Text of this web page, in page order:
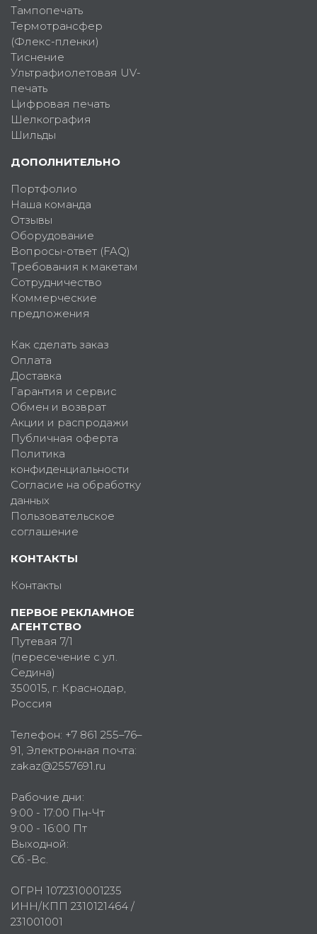
Тампопечать
Термотрансфер
(Флекс-пленки)
Тиснение
Ультрафиолетовая UV-
печать
Цифровая печать
Шелкография
Шильды
ДОПОЛНИТЕЛЬНО
Портфолио
Наша команда
Отзывы
Оборудование
Вопросы-ответ (FAQ)
Требования к макетам
Сотрудничество
Коммерческие
предложения
Как сделать заказ
Оплата
Доставка
Гарантия и сервис
Обмен и возврат
Акции и распродажи
Публичная оферта
Политика
конфиденциальности
Согласие на обработку
данных
Пользовательское
соглашение
КОНТАКТЫ
Контакты
ПЕРВОЕ РЕКЛАМНОЕ
АГЕНТСТВО
Путевая 7/1
(пересечение с ул.
Седина)
350015, г. Краснодар,
Россия
Телефон: +7 861 255–76–
91, Электронная почта:
zakaz@2557691.ru
Рабочие дни:
9:00 - 17:00 Пн-Чт
9:00 - 16:00 Пт
Выходной:
Сб.-Вс.
ОГРН 1072310001235
ИНН/КПП 2310121464 /
231001001